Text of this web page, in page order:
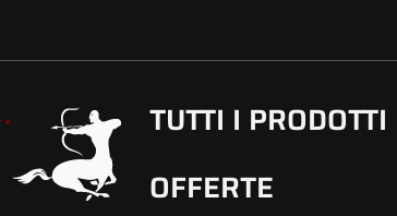
TUTTI I PRODOTTI
OFFERTE